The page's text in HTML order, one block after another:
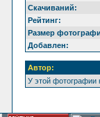
Скачиваний:
Рейтинг:
Размер
Добавлен:
Автор:
У этой фотографии